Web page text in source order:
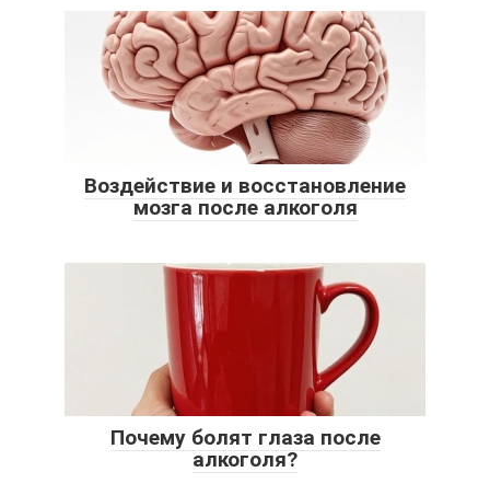
Воздействие и восстановление
мозга после алкоголя
Почему болят глаза после
алкоголя?